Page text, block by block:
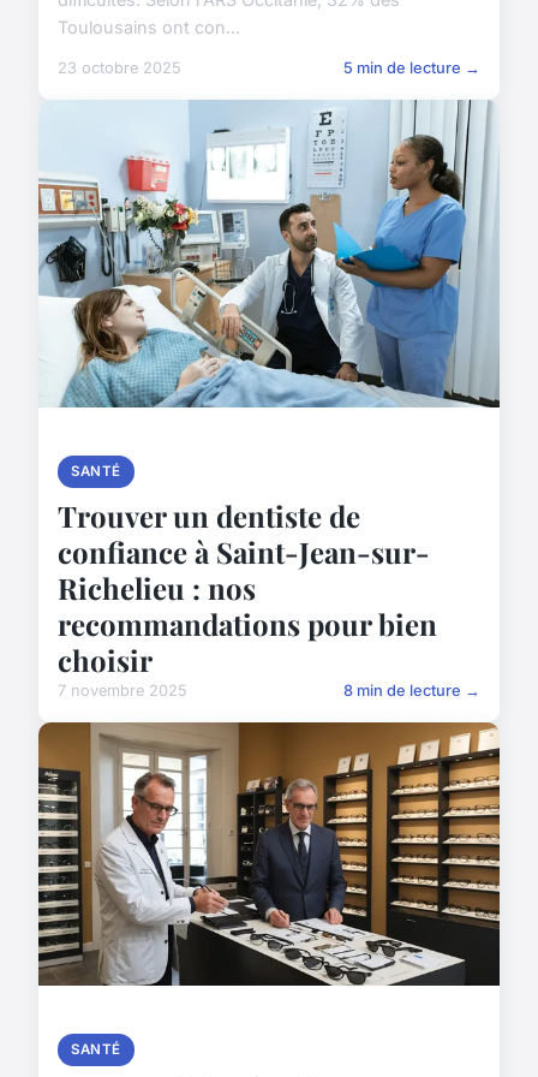
Toulousains ont con...
23 octobre 2025 5 min de lecture →
SANTÉ
Trouver un dentiste de
confiance à Saint-Jean-sur-
Richelieu : nos
recommandations pour bien
choisir
7 novembre 2025 8 min de lecture →
SANTÉ